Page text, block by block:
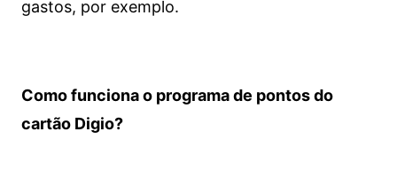
gastos, por exemplo.
Como funciona o programa de pontos do
cartão Digio?